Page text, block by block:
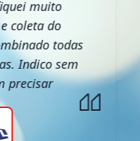
muito
coleta do
todas
Indico sem
precisar